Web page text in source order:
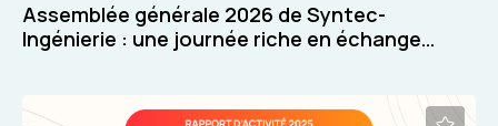
Assemblée générale 2026 de Syntec-
Ingénierie : une journée riche en échanges